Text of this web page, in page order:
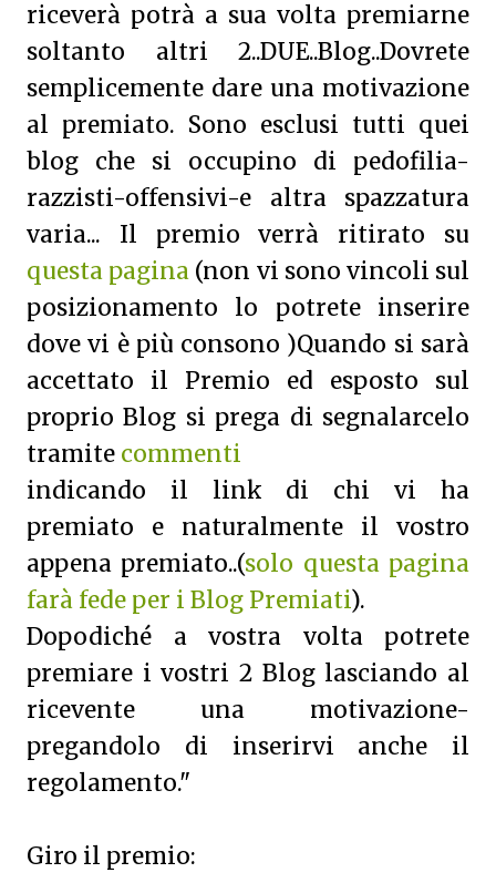
riceverà potrà a sua volta premiarne
soltanto altri 2..DUE..Blog..Dovrete
semplicemente dare una motivazione
al premiato. Sono esclusi tutti quei
blog che si occupino di pedofilia-
razzisti-offensivi-e altra spazzatura
varia... Il premio verrà ritirato su
questa pagina (non vi sono vincoli sul
posizionamento lo potrete inserire
dove vi è più consono )Quando si sarà
accettato il Premio ed esposto sul
proprio Blog si prega di segnalarcelo
tramite commenti
indicando il link di chi vi ha
premiato e naturalmente il vostro
appena premiato..(solo questa pagina
farà fede per i Blog Premiati).
Dopodiché a vostra volta potrete
premiare i vostri 2 Blog lasciando al
ricevente una motivazione-
pregandolo di inserirvi anche il
regolamento."
Giro il premio: